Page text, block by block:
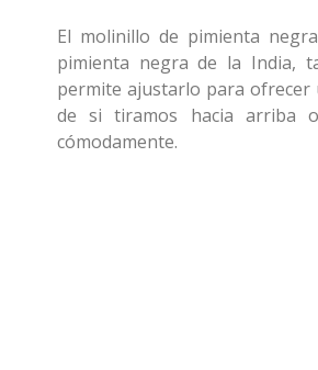
El molinillo de pimienta
pimienta negra de la India,
permite ajustarlo para ofrecer
de si tiramos hacia arriba
cómodamente.